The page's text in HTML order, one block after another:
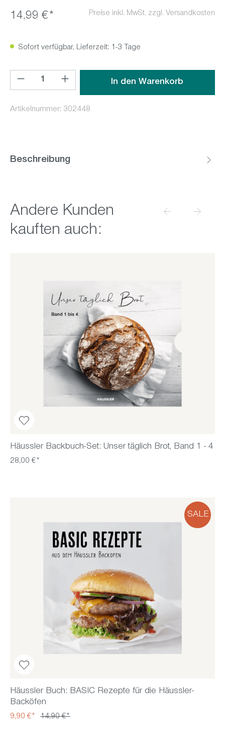
14,99 €* Preise inkl. MwSt. zzgl. Versandkosten
Sofort verfügbar, Lieferzeit: 1-3 Tage
Produkt Anzahl: Gib den gewünschten Wert ein oder
In den Warenkorb
Artikelnummer: 302448
Beschreibung
Produktgalerie überspringen
Andere Kunden
kauften auch:
Häussler Backbuch-Set: Unser täglich Brot, Band 1 - 4
28,00 €*
SALE
Häussler Buch: BASIC Rezepte für die Häussler-
Backöfen
9,90 €* 14,90 €*